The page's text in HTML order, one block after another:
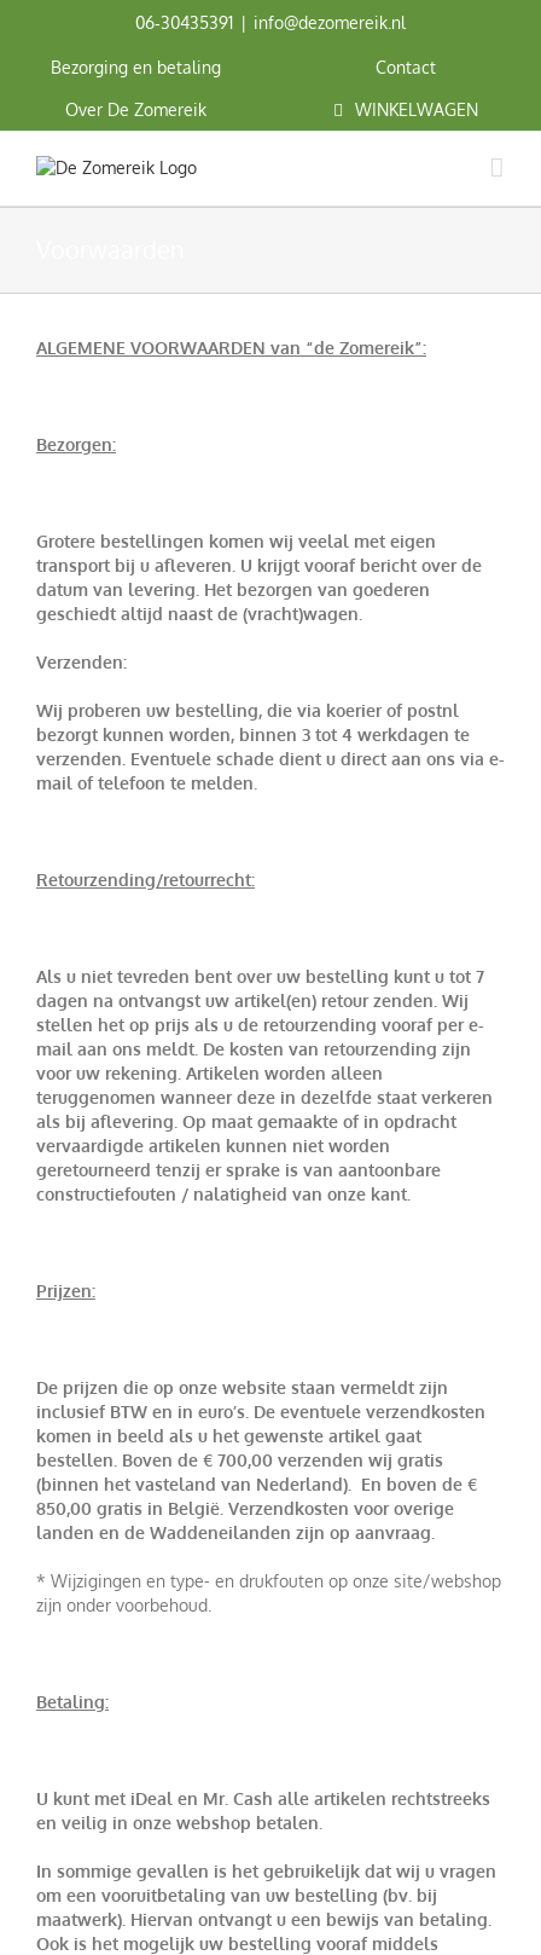
06‑30435391 | info@dezomereik.nl
Bezorging en betaling Contact
Over De Zomereik WINKELWAGEN
ALGEMENE VOORWAARDEN van “de Zomereik”:
Bezorgen:
Grotere bestellingen komen wij veelal met eigen
transport bij u afleveren. U krijgt vooraf bericht over de
datum van levering. Het bezorgen van goederen
geschiedt altijd naast de (vracht)wagen.
Verzenden:
Wij proberen uw bestelling, die via koerier of postnl
bezorgt kunnen worden, binnen 3 tot 4 werkdagen te
verzenden. Eventuele schade dient u direct aan ons via e-
mail of telefoon te melden.
Retourzending/retourrecht:
Als u niet tevreden bent over uw bestelling kunt u tot 7
dagen na ontvangst uw artikel(en) retour zenden. Wij
stellen het op prijs als u de retourzending vooraf per e-
mail aan ons meldt. De kosten van retourzending zijn
voor uw rekening. Artikelen worden alleen
teruggenomen wanneer deze in dezelfde staat verkeren
als bij aflevering. Op maat gemaakte of in opdracht
vervaardigde artikelen kunnen niet worden
geretourneerd tenzij er sprake is van aantoonbare
constructiefouten / nalatigheid van onze kant.
Prijzen:
De prijzen die op onze website staan vermeldt zijn
inclusief BTW en in euro’s. De eventuele verzendkosten
komen in beeld als u het gewenste artikel gaat
bestellen. Boven de € 700,00 verzenden wij gratis
(binnen het vasteland van Nederland). En boven de €
850,00 gratis in België. Verzendkosten voor overige
landen en de Waddeneilanden zijn op aanvraag.
* Wijzigingen en type- en drukfouten op onze site/webshop
zijn onder voorbehoud.
Betaling:
U kunt met iDeal en Mr. Cash alle artikelen rechtstreeks
en veilig in onze webshop betalen.
In sommige gevallen is het gebruikelijk dat wij u vragen
om een vooruitbetaling van uw bestelling (bv. bij
maatwerk). Hiervan ontvangt u een bewijs van betaling.
Ook is het mogelijk uw bestelling vooraf middels